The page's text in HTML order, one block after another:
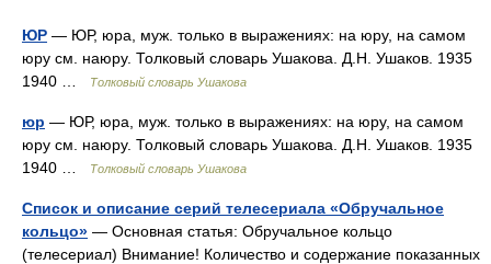
ЮР — ЮР, юра, муж. только в выражениях: на юру, на самом
юру см. наюру. Толковый словарь Ушакова. Д.Н. Ушаков. 1935
1940 …
Толковый словарь Ушакова
юр — ЮР, юра, муж. только в выражениях: на юру, на самом
юру см. наюру. Толковый словарь Ушакова. Д.Н. Ушаков. 1935
1940 …
Толковый словарь Ушакова
Список и описание серий телесериала «Обручальное
кольцо» — Основная статья: Обручальное кольцо
(телесериал) Внимание! Количество и содержание показанных